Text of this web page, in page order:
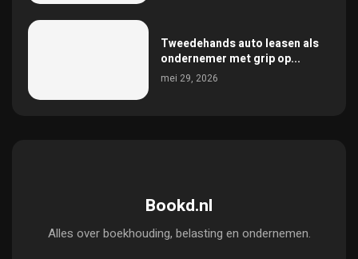
Tweedehands auto leasen als
ondernemer met grip op...
mei 29, 2026
Bookd.nl
Alles over boekhouding, belasting en ondernemen.